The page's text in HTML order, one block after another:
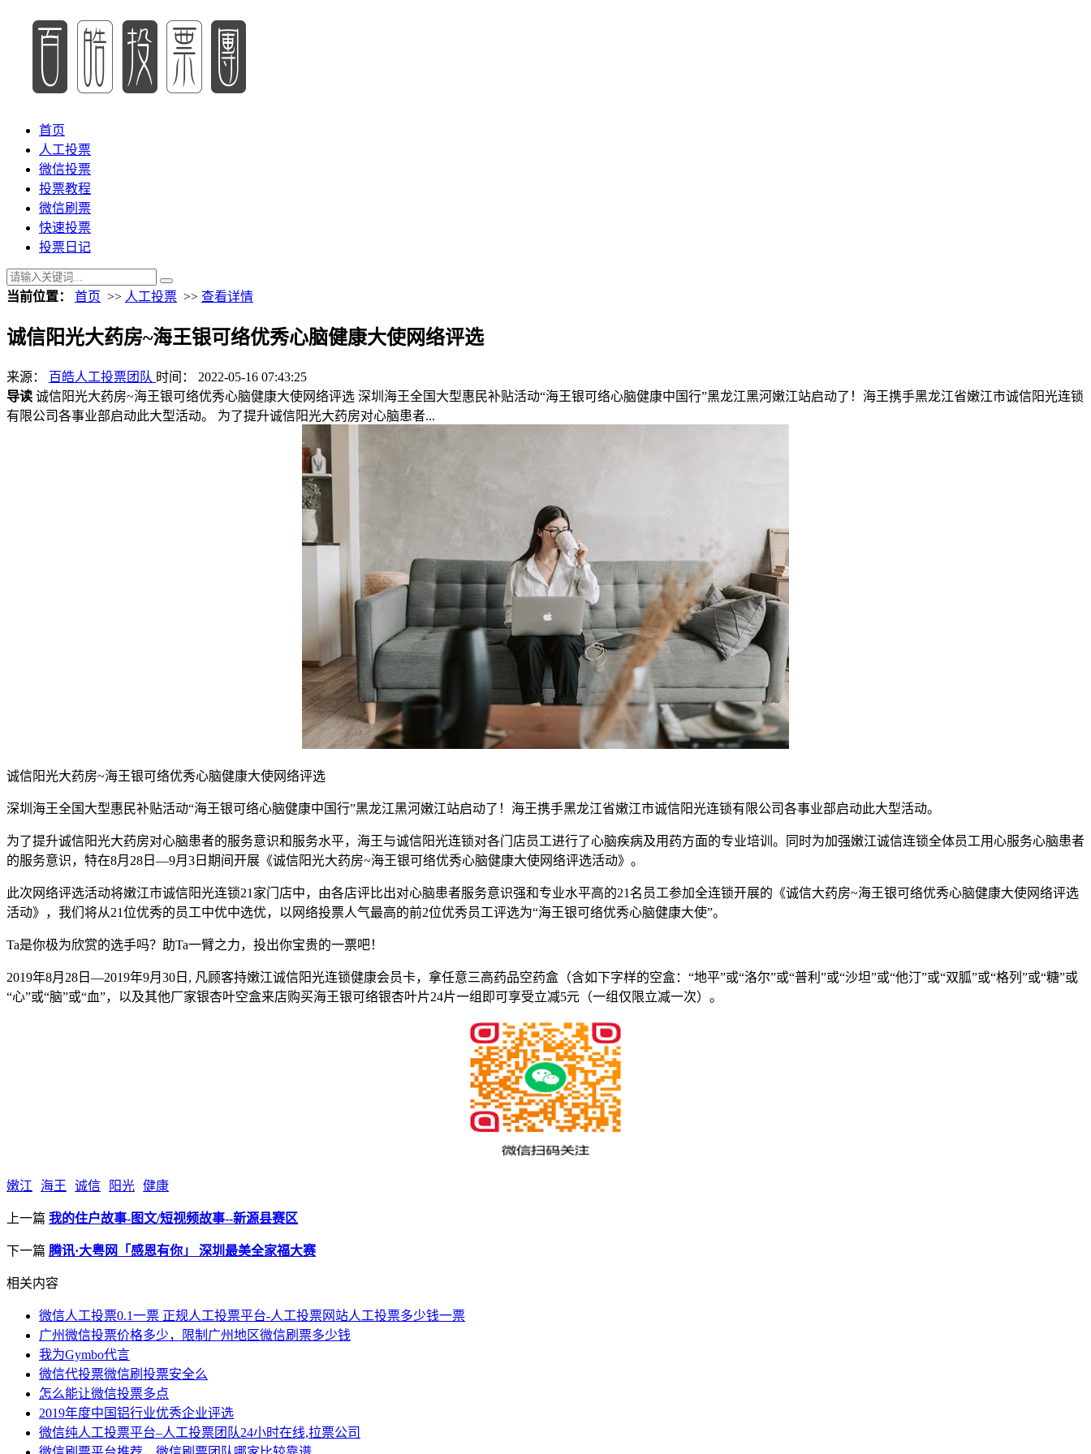
首页
人工投票
微信投票
投票教程
微信刷票
快速投票
投票日记
当前位置： 首页 >> 人工投票 >> 查看详情
诚信阳光大药房~海王银可络优秀心脑健康大使网络评选
来源： 百皓人工投票团队 时间： 2022-05-16 07:43:25
导读 诚信阳光大药房~海王银可络优秀心脑健康大使网络评选 深圳海王全国大型惠民补贴活动“海王银可络心脑健康中国行”黑龙江黑河嫩江站启动了！海王携手黑龙江省嫩江市诚信阳光连锁
有限公司各事业部启动此大型活动。 为了提升诚信阳光大药房对心脑患者...
诚信阳光大药房~海王银可络优秀心脑健康大使网络评选
深圳海王全国大型惠民补贴活动“海王银可络心脑健康中国行”黑龙江黑河嫩江站启动了！海王携手黑龙江省嫩江市诚信阳光连锁有限公司各事业部启动此大型活动。
为了提升诚信阳光大药房对心脑患者的服务意识和服务水平，海王与诚信阳光连锁对各门店员工进行了心脑疾病及用药方面的专业培训。同时为加强嫩江诚信连锁全体员工用心服务心脑患者
的服务意识，特在8月28日—9月3日期间开展《诚信阳光大药房~海王银可络优秀心脑健康大使网络评选活动》。
此次网络评选活动将嫩江市诚信阳光连锁21家门店中，由各店评比出对心脑患者服务意识强和专业水平高的21名员工参加全连锁开展的《诚信大药房~海王银可络优秀心脑健康大使网络评选
活动》，我们将从21位优秀的员工中优中选优，以网络投票人气最高的前2位优秀员工评选为“海王银可络优秀心脑健康大使”。
Ta是你极为欣赏的选手吗？助Ta一臂之力，投出你宝贵的一票吧！
2019年8月28日—2019年9月30日, 凡顾客持嫩江诚信阳光连锁健康会员卡，拿任意三高药品空药盒（含如下字样的空盒：“地平”或“洛尔”或“普利”或“沙坦”或“他汀”或“双胍”或“格列”或“糖”或
“心”或“脑”或“血”，以及其他厂家银杏叶空盒来店购买海王银可络银杏叶片24片一组即可享受立减5元（一组仅限立减一次）。
嫩江 海王 诚信 阳光 健康
上一篇 我的住户故事-图文/短视频故事--新源县赛区
下一篇 腾讯·大粤网「感恩有你」 深圳最美全家福大赛
相关内容
微信人工投票0.1一票 正规人工投票平台-人工投票网站人工投票多少钱一票
广州微信投票价格多少，限制广州地区微信刷票多少钱
我为Gymbo代言
微信代投票微信刷投票安全么
怎么能让微信投票多点
2019年度中国铝行业优秀企业评选
微信纯人工投票平台–人工投票团队24小时在线,拉票公司